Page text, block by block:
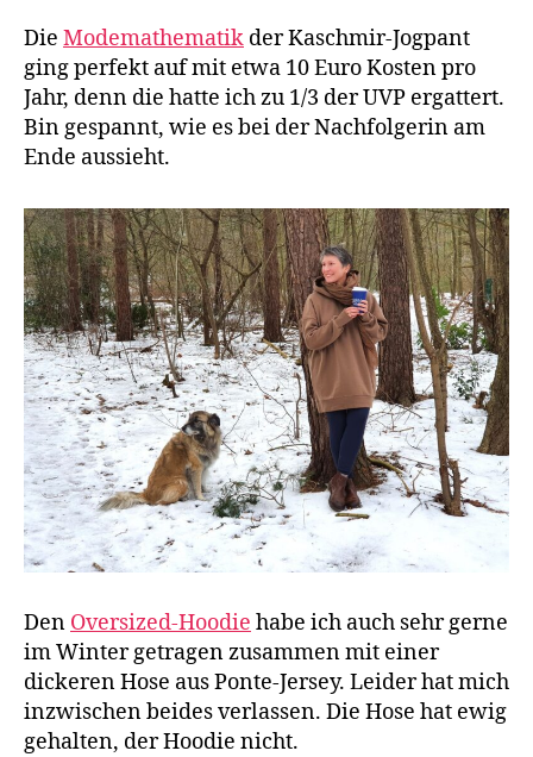
Die Modemathematik der Kaschmir-Jogpant
ging perfekt auf mit etwa 10 Euro Kosten pro
Jahr, denn die hatte ich zu 1/3 der UVP ergattert.
Bin gespannt, wie es bei der Nachfolgerin am
Ende aussieht.
Den Oversized-Hoodie habe ich auch sehr gerne
im Winter getragen zusammen mit einer
dickeren Hose aus Ponte-Jersey. Leider hat mich
inzwischen beides verlassen. Die Hose hat ewig
gehalten, der Hoodie nicht.